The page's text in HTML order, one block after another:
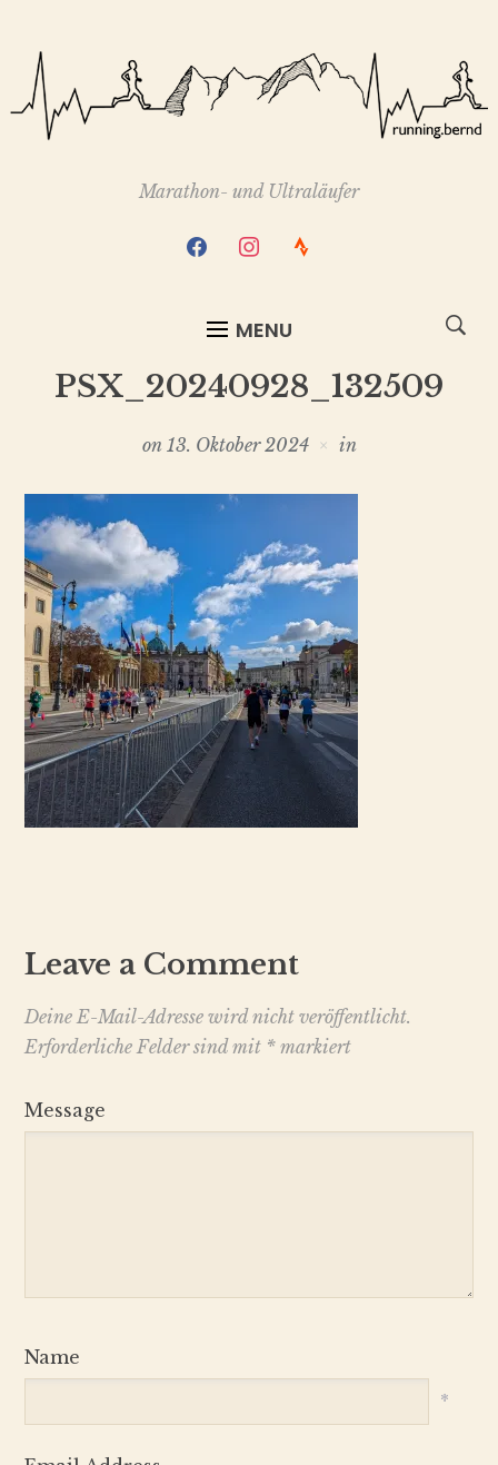
Marathon- und Ultraläufer
facebookinstagram
strava
MENU
PSX_20240928_132509
on 13. Oktober 2024 in
Leave a Comment
Deine E-Mail-Adresse wird nicht veröffentlicht.
Erforderliche Felder sind mit *markiert
Message
Name
*